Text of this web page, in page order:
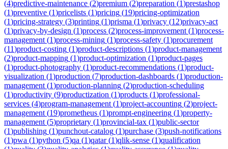
(4)predictive-maintenance (2)premium (2)preparation (1)prestashop
(1)preventive (1)pricelists (1)pricing (19)pricing-optimization
(1)pricing-strategy (3)printing (1)prisma (1)privacy (12)privacy-act
(1)privacy-by-design (1)process (2)process-improvement (1)process-
management (1)process-mining (1)process-safety (1)procurement
(11)product-costing (1)product-descriptions (1)product-management
(2)product-mapping (1)product-optimization (1)product-pages
(1)product-photography (1)product-recommendations (1)product-
visualization (1)production (7)production-dashboards (1)production-
management (1)production-planning (2)production-scheduling
(1)productivity (9)productization (1)products (1)professional-
services (4)program-management (1)project-accounting (2)project-
management (19)prometheus (1)prompt-engineering (1)property-
management (5)proprietary (1)provincial-tax (1)public-sector
(1)publishing (1)punchout-catalog (1)purchase (3)push-notifications
(1)pwa (1)python (5)qa (1)qatar(1)qlik-sense (1)qualification